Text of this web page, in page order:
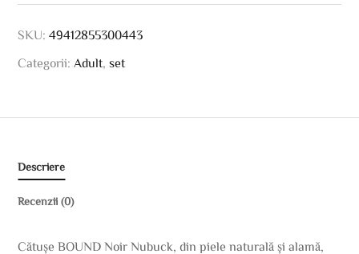
SKU:49412855300443
Categorii: Adult ,set
Descriere
Recenzii (0)
Cătușe BOUND Noir Nubuck, din piele naturală și alamă,